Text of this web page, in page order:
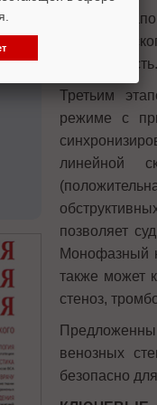
Вторым
проходимость.
Третьим
режиме с
линейной
позволяет
Монофазный
также может
стеноз,
венозных
безопасно